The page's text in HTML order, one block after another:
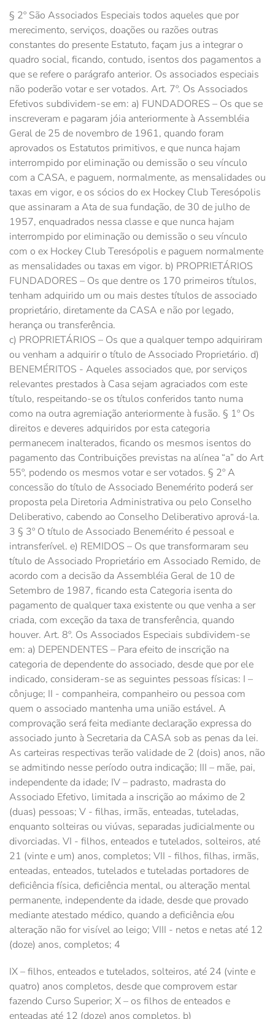
§ 2º São Associados Especiais todos aqueles que por
merecimento, serviços, doações ou razões outras
constantes do presente Estatuto, façam jus a integrar o
quadro social, ficando, contudo, isentos dos pagamentos a
que se refere o parágrafo anterior. Os associados especiais
não poderão votar e ser votados. Art. 7º. Os Associados
Efetivos subdividem-se em: a) FUNDADORES – Os que se
inscreveram e pagaram jóia anteriormente à Assembléia
Geral de 25 de novembro de 1961, quando foram
aprovados os Estatutos primitivos, e que nunca hajam
interrompido por eliminação ou demissão o seu vínculo
com a CASA, e paguem, normalmente, as mensalidades ou
taxas em vigor, e os sócios do ex Hockey Club Teresópolis
que assinaram a Ata de sua fundação, de 30 de julho de
1957, enquadrados nessa classe e que nunca hajam
interrompido por eliminação ou demissão o seu vínculo
com o ex Hockey Club Teresópolis e paguem normalmente
as mensalidades ou taxas em vigor. b) PROPRIETÁRIOS
FUNDADORES – Os que dentre os 170 primeiros títulos,
tenham adquirido um ou mais destes títulos de associado
proprietário, diretamente da CASA e não por legado,
herança ou transferência.
c) PROPRIETÁRIOS – Os que a qualquer tempo adquiriram
ou venham a adquirir o título de Associado Proprietário. d)
BENEMÉRITOS - Aqueles associados que, por serviços
relevantes prestados à Casa sejam agraciados com este
título, respeitando-se os títulos conferidos tanto numa
como na outra agremiação anteriormente à fusão. § 1º Os
direitos e deveres adquiridos por esta categoria
permanecem inalterados, ficando os mesmos isentos do
pagamento das Contribuições previstas na alínea “a” do Art
55º, podendo os mesmos votar e ser votados. § 2º A
concessão do título de Associado Benemérito poderá ser
proposta pela Diretoria Administrativa ou pelo Conselho
Deliberativo, cabendo ao Conselho Deliberativo aprová-la.
3 § 3º O título de Associado Benemérito é pessoal e
intransferível. e) REMIDOS – Os que transformaram seu
título de Associado Proprietário em Associado Remido, de
acordo com a decisão da Assembléia Geral de 10 de
Setembro de 1987, ficando esta Categoria isenta do
pagamento de qualquer taxa existente ou que venha a ser
criada, com exceção da taxa de transferência, quando
houver. Art. 8º. Os Associados Especiais subdividem-se
em: a) DEPENDENTES – Para efeito de inscrição na
categoria de dependente do associado, desde que por ele
indicado, consideram-se as seguintes pessoas físicas: I –
cônjuge; II - companheira, companheiro ou pessoa com
quem o associado mantenha uma união estável. A
comprovação será feita mediante declaração expressa do
associado junto à Secretaria da CASA sob as penas da lei.
As carteiras respectivas terão validade de 2 (dois) anos, não
se admitindo nesse período outra indicação; III – mãe, pai,
independente da idade; IV – padrasto, madrasta do
Associado Efetivo, limitada a inscrição ao máximo de 2
(duas) pessoas; V - filhas, irmãs, enteadas, tuteladas,
enquanto solteiras ou viúvas, separadas judicialmente ou
divorciadas. VI - filhos, enteados e tutelados, solteiros, até
21 (vinte e um) anos, completos; VII - filhos, filhas, irmãs,
enteadas, enteados, tutelados e tuteladas portadores de
deficiência física, deficiência mental, ou alteração mental
permanente, independente da idade, desde que provado
mediante atestado médico, quando a deficiência e/ou
alteração não for visível ao leigo; VIII - netos e netas até 12
(doze) anos, completos; 4
IX – filhos, enteados e tutelados, solteiros, até 24 (vinte e
quatro) anos completos, desde que comprovem estar
fazendo Curso Superior; X – os filhos de enteados e
enteadas até 12 (doze) anos completos. b)